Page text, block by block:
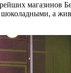
магазинов
а